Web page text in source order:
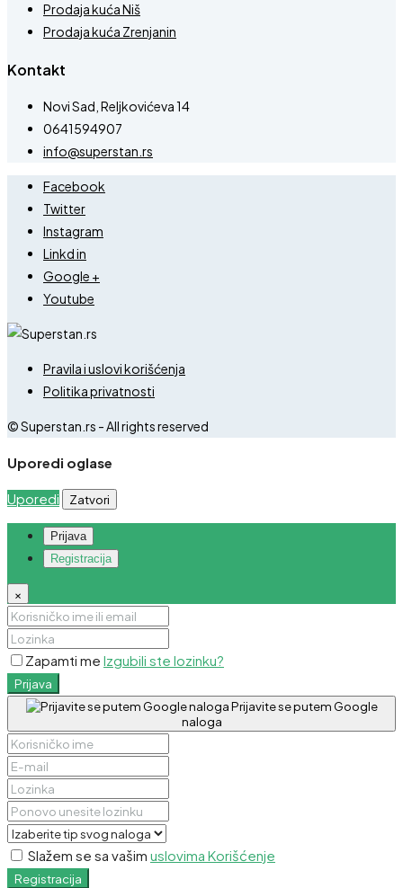
Prodaja kuća Niš
Prodaja kuća Zrenjanin
Kontakt
Novi Sad, Reljkovićeva 14
0641594907
info@superstan.rs
Facebook
Twitter
Instagram
Linkd in
Google +
Youtube
Pravila i uslovi korišćenja
Politika privatnosti
© Superstan.rs - All rights reserved
Uporedi oglase
Uporedi Zatvori
Prijava
Registracija
×
Zapamti me Izgubili ste lozinku?
Prijava
Prijavite se putem Google
naloga
Slažem se sa vašim uslovima Korišćenje
Registracija